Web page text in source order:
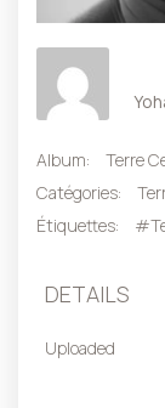
Album:
Terre
Catégories:
Étiquettes:
DETAILS
Uploaded